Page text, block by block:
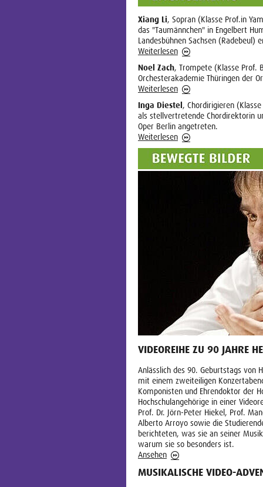
Xiang Li, Sopran (Klasse Prof.in
das "Taumännchen" in Engelbert
Landesbühnen Sachsen (Radebeul)
Weiterlesen
Noel Zach, Trompete (Klasse Prof.
Orchesterakademie Thüringen der
Weiterlesen
Inga Diestel, Chordirigieren
als stellvertretende Chordirektorin
Oper Berlin angetreten.
Weiterlesen
VIDEOREIHE ZU 90 JAHRE
Anlässlich des 90. Geburtstags von
mit einem zweiteiligen
Komponisten und Ehrendoktor der
Hochschulangehörige in einer
Prof. Dr. Jörn-Peter Hiekel, Prof.
Alberto Arroyo sowie die
berichteten, was sie an seiner
warum sie so besonders ist.
Ansehen
MUSIKALISCHE VIDEO-